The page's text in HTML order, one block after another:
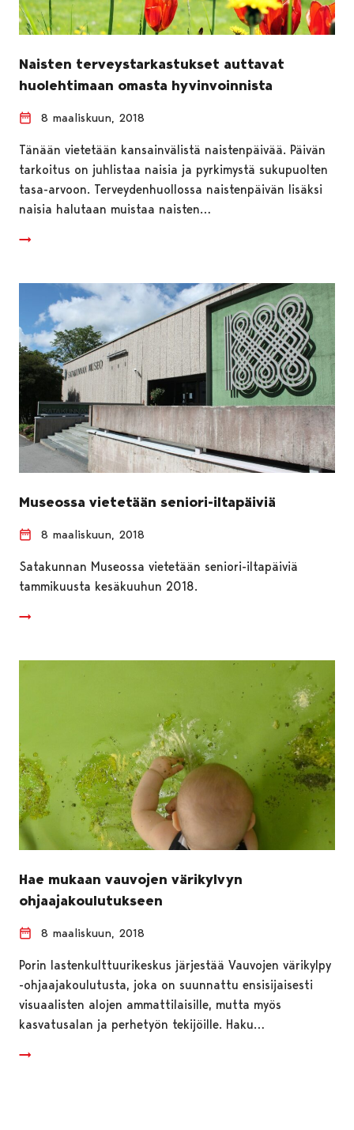
Naisten terveystarkastukset auttavat
huolehtimaan omasta hyvinvoinnista
8 maaliskuun, 2018
Tänään vietetään kansainvälistä naistenpäivää. Päivän
tarkoitus on juhlistaa naisia ja pyrkimystä sukupuolten
tasa-arvoon. Terveydenhuollossa naistenpäivän lisäksi
naisia halutaan muistaa naisten…
Museossa vietetään seniori-iltapäiviä
8 maaliskuun, 2018
Satakunnan Museossa vietetään seniori-iltapäiviä
tammikuusta kesäkuuhun 2018.
Hae mukaan vauvojen värikylvyn
ohjaajakoulutukseen
8 maaliskuun, 2018
Porin lastenkulttuurikeskus järjestää Vauvojen värikylpy
-ohjaajakoulutusta, joka on suunnattu ensisijaisesti
visuaalisten alojen ammattilaisille, mutta myös
kasvatusalan ja perhetyön tekijöille. Haku…